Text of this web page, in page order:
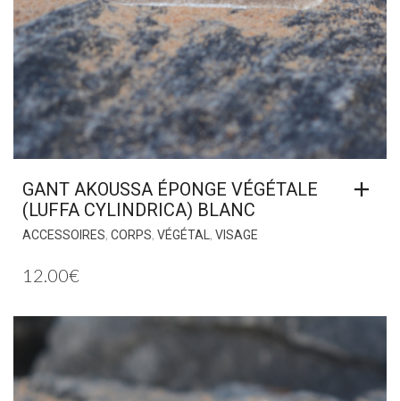
GANT AKOUSSA ÉPONGE VÉGÉTALE
(LUFFA CYLINDRICA) BLANC
ACCESSOIRES, CORPS, VÉGÉTAL, VISAGE
12.00€